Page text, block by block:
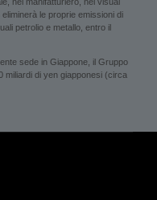
L’azienda punta a
nella stampa a casa e
nel manifatturiero, nel visual
le proprie emissioni di
petrolio e metallo, entro il
sede in Giappone, il Gruppo
di yen giapponesi (circa